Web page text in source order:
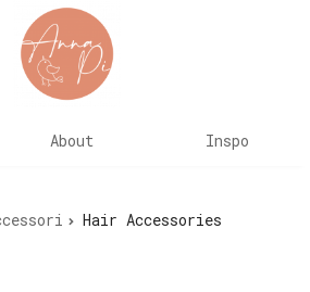
About Inspo
Hair Accessories